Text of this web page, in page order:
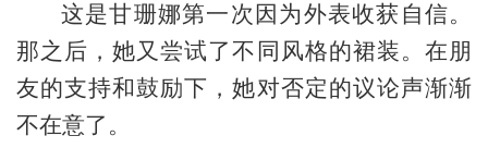
这是甘珊娜第一次因为外表收获自信。
那之后，她又尝试了不同风格的裙装。在朋
友的支持和鼓励下，她对否定的议论声渐渐
不在意了。